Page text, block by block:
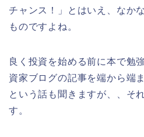
チャンス！」とはいえ、なか
ものですよね。
良く投資を始める前に本で勉
資家ブログの記事を端から端
という話も聞きますが、、そ
す。